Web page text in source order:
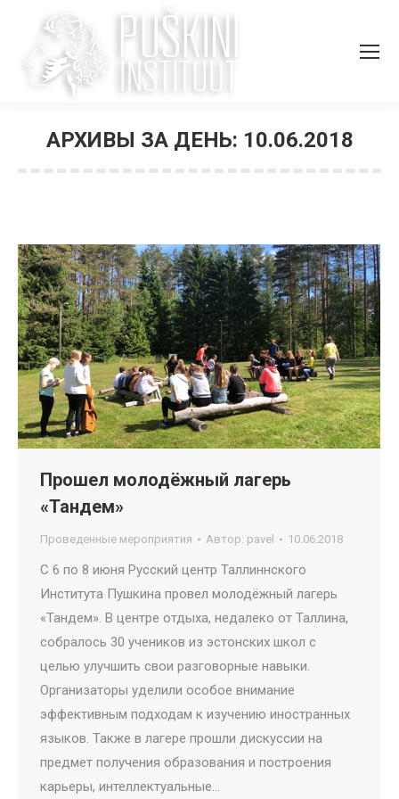
АРХИВЫ ЗА ДЕНЬ: 10.06.2018
Прошел молодёжный лагерь
«Тандем»
Проведенные мероприятия Автор: pavel 10.06.2018
С 6 по 8 июня Русский центр Таллиннского
Института Пушкина провел молодёжный лагерь
«Тандем». В центре отдыха, недалеко от Таллина,
собралось 30 учеников из эстонских школ с
целью улучшить свои разговорные навыки.
Организаторы уделили особое внимание
эффективным подходам к изучению иностранных
языков. Также в лагере прошли дискуссии на
предмет получения образования и построения
карьеры, интеллектуальные…